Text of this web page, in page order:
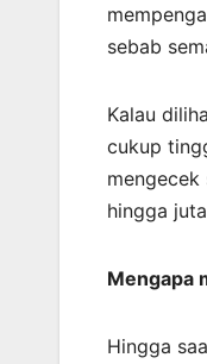
sebab
Kalau
cukup
hingga
Mengapa
Hingga